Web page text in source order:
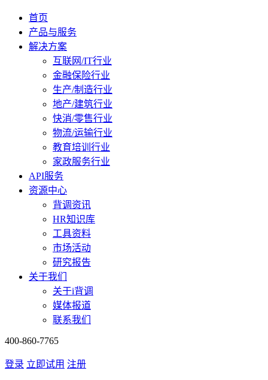
首页
产品与服务
解决方案
互联网/IT行业
金融保险行业
生产/制造行业
地产/建筑行业
快消/零售行业
物流/运输行业
教育培训行业
家政服务行业
API服务
资源中心
背调资讯
HR知识库
工具资料
市场活动
研究报告
关于我们
关于i背调
媒体报道
联系我们
400-860-7765
登录 立即试用 注册